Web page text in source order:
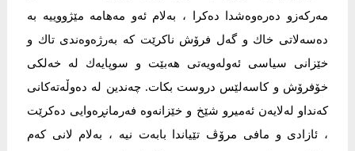
مەركەزو دەرەوەشدا دەكرا ، بەلام ئەو مەهامە مێژووییە بە
دەسەلاتی خاك و گەل فرۆش ناكرێت كە بەرژەوەندی تاك و
خێزانی سیاسی ئەولەویەتی هەبێت و سوپایەك لە خەلكی
خۆفرۆش و كاسەلێس دروست بكات. چەندین لە دەوڵەتەكانی
كەنداو لەلایەن ئەمیرو شێخ و خێزانەوە فەرمانڕەوایی دەكرێت
، ئازادی و مافی مرۆڤ تێیاندا بابەت نیە ، بەلام لانی كەم